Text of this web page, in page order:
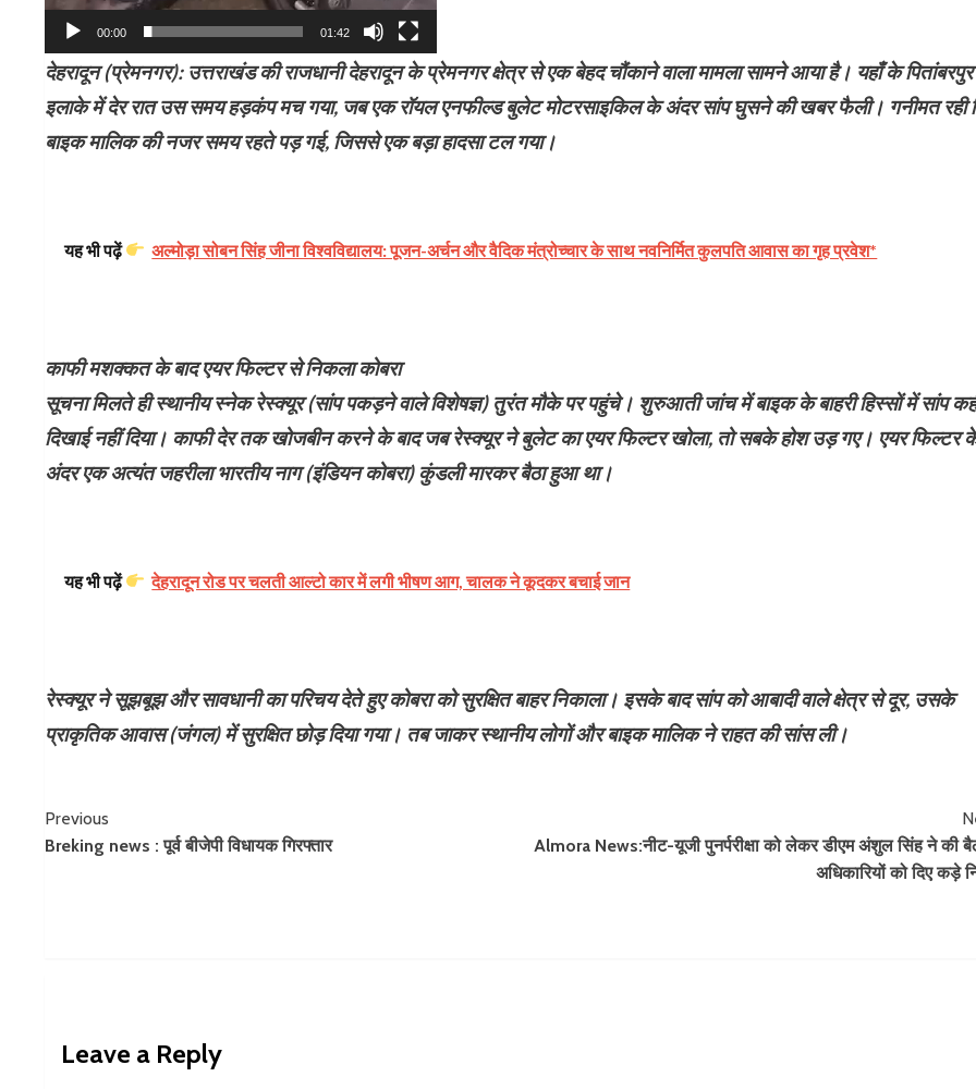
00:00 01:42
​देहरादून (प्रेमनगर): उत्तराखंड की राजधानी देहरादून के प्रेमनगर क्षेत्र से एक बेहद चौंकाने वाला मामला सामने आया है। यहाँ के पितांबरपुर
इलाके में देर रात उस समय हड़कंप मच गया, जब एक रॉयल एनफील्ड बुलेट मोटरसाइकिल के अंदर सांप घुसने की खबर फैली। गनीमत रही
बाइक मालिक की नजर समय रहते पड़ गई, जिससे एक बड़ा हादसा टल गया।
यह भी पढ़ें अल्मोड़ा सोबन सिंह जीना विश्वविद्यालय: पूजन-अर्चन और वैदिक मंत्रोच्चार के साथ नवनिर्मित कुलपति आवास का गृह प्रवेश*
​काफी मशक्कत के बाद एयर फिल्टर से निकला कोबरा
​सूचना मिलते ही स्थानीय स्नेक रेस्क्यूर (सांप पकड़ने वाले विशेषज्ञ) तुरंत मौके पर पहुंचे। शुरुआती जांच में बाइक के बाहरी हिस्सों में सांप
दिखाई नहीं दिया। काफी देर तक खोजबीन करने के बाद जब रेस्क्यूर ने बुलेट का एयर फिल्टर खोला, तो सबके होश उड़ गए। एयर फिल्टर
अंदर एक अत्यंत जहरीला भारतीय नाग (इंडियन कोबरा) कुंडली मारकर बैठा हुआ था।
यह भी पढ़ें देहरादून रोड पर चलती आल्टो कार में लगी भीषण आग, चालक ने कूदकर बचाई जान
​रेस्क्यूर ने सूझबूझ और सावधानी का परिचय देते हुए कोबरा को सुरक्षित बाहर निकाला। इसके बाद सांप को आबादी वाले क्षेत्र से दूर, उसके
प्राकृतिक आवास (जंगल) में सुरक्षित छोड़ दिया गया। तब जाकर स्थानीय लोगों और बाइक मालिक ने राहत की सांस ली।
Continue
Reading
Previous
Breking news : पूर्व बीजेपी विधायक गिरफ्तार
Almora News:नीट-यूजी पुनर्परीक्षा को लेकर डीएम अंशुल सिंह ने की
अधिकारियों को दिए कड़े
Leave a Reply